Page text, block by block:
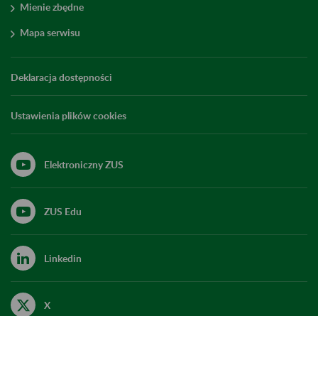
Mienie zbędne
Mapa serwisu
Deklaracja dostępności
Ustawienia plików cookies
Elektroniczny ZUS
ZUS Edu
Linkedin
X